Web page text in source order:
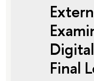
Final